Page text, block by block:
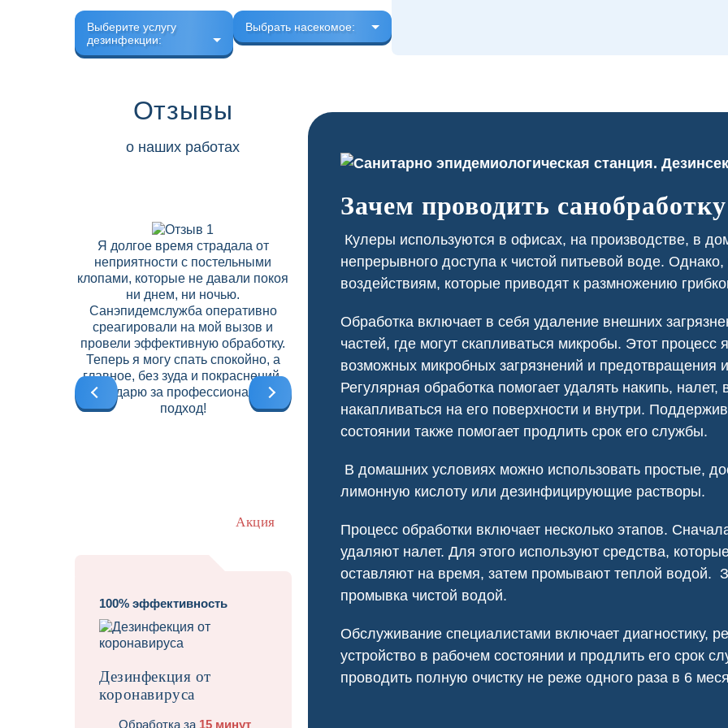
Выберите услугу
дезинфекции:
Выбрать насекомое:
Отзывы
о наших работах
Я долгое время страдала от
неприятности с постельными
клопами, которые не давали покоя
ни днем, ни ночью.
Санэпидемслужба оперативно
среагировали на мой вызов и
провели эффективную обработку.
Теперь я могу спать спокойно, а
главное, без зуда и покраснений.
Благодарю за профессиональный
подход!
В нашем ресторане постоянно
скапливались тараканы из
соседних нежилых помещений.
Дезобработка заключили с нами
что позволило нам избавиться от
вредителей и поддерживать
высокий уровень санитарной
В приусадебном участке у нас
была проблема с борщевиком,
который портил внешний вид и
представлял угрозу для здоровья.
химическую обработку участка,
ликвидировав сорняки и
обезопасив нашу территорию.
Акция
100% эффективность
Дезинфекция от
коронавируса
Обработка за 15 минут
Травить клопов Сеноед в доме
Зачем проводить санобработку
Кулеры используются в офисах, на производстве, в
непрерывного доступа к чистой питьевой воде.
воздействиям, которые приводят к размножению
Обработка включает в себя удаление внешних
частей, где могут скапливаться микробы. Этот
возможных микробных загрязнений и предотвращения
Регулярная обработка помогает удалять накипь, налет,
накапливаться на его поверхности и внутри.
состоянии также помогает продлить срок его службы.
В домашних условиях можно использовать простые,
лимонную кислоту или дезинфицирующие растворы.
Процесс обработки включает несколько этапов.
удаляют налет. Для этого используют средства,
оставляют на время, затем промывают теплой водой.
промывка чистой водой.
Обслуживание специалистами включает диагностику,
устройство в рабочем состоянии и продлить его срок
проводить полную очистку не реже одного раза в 6